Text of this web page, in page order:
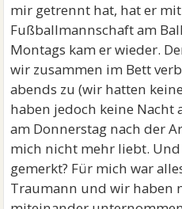
mir getrennt hat, hat er
Fußballmannschaft am
Montags kam er wieder.
wir zusammen im Bett
abends zu (wir hatten
haben jedoch keine
am Donnerstag nach der
mich nicht mehr liebt.
gemerkt? Für mich war
Traumann und wir haben